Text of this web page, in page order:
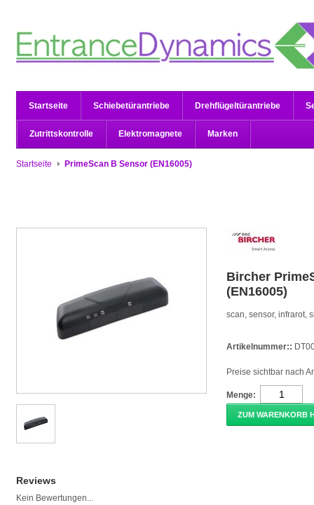
Startseite Schiebetürantriebe Drehflügeltürantriebe
Zutrittskontrolle Elektromagnete Marken
Startseite PrimeScan B Sensor (EN16005)
Bircher
(EN16005)
scan, sensor, infrarot,
Artikelnummer::
Preise sichtbar nach
Menge:
ZUM WARENKORB
Reviews
Kein Bewertungen...